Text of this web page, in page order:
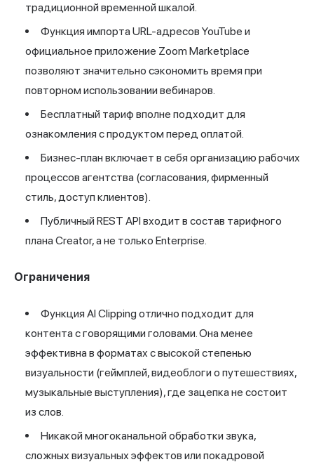
традиционной временной шкалой.
Функция импорта URL-адресов YouTube и
официальное приложение Zoom Marketplace
позволяют значительно сэкономить время при
повторном использовании вебинаров.
Бесплатный тариф вполне подходит для
ознакомления с продуктом перед оплатой.
Бизнес-план включает в себя организацию рабочих
процессов агентства (согласования, фирменный
стиль, доступ клиентов).
Публичный REST API входит в состав тарифного
плана Creator, а не только Enterprise.
Ограничения
Функция AI Clipping отлично подходит для
контента с говорящими головами. Она менее
эффективна в форматах с высокой степенью
визуальности (геймплей, видеоблоги о путешествиях,
музыкальные выступления), где зацепка не состоит
из слов.
Никакой многоканальной обработки звука,
сложных визуальных эффектов или покадровой